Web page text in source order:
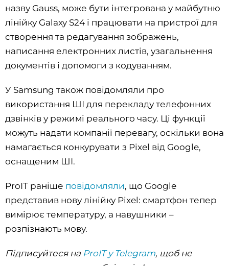
назву Gauss, може бути інтегрована у майбутню
лінійку Galaxy S24 і працювати на пристрої для
створення та редагування зображень,
написання електронних листів, узагальнення
документів і допомоги з кодуванням.
У Samsung також повідомляли про
використання ШІ для перекладу телефонних
дзвінків у режимі реального часу. Ці функції
можуть надати компанії перевагу, оскільки вона
намагається конкурувати з Pixel від Google,
оснащеним ШІ.
ProIT раніше повідомляли, що Google
представив нову лінійку Pixel: смартфон тепер
вимірює температуру, а навушники –
розпізнають мову.
Підписуйтеся на ProIT у Telegram, щоб не